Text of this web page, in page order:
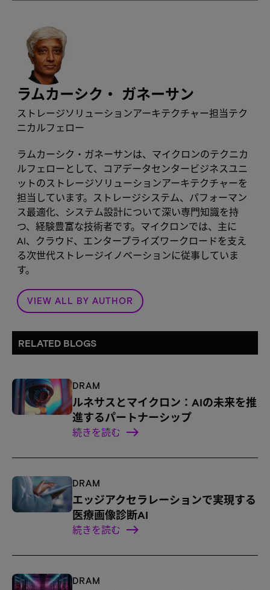
ストレージソリューションアーキテクチャー担当テク
ニカルフェロー
ラムカーシク・ ガネーサン
ラムカーシク・ガネーサンは、マイクロンのテクニカ
ルフェローとして、コアデータセンタービジネスユニ
ットのストレージソリューションアーキテクチャーを
担当しています。ストレージシステム、パフォーマン
ス最適化、システム設計について深い専門知識を持
つ、経験豊富な技術者です。マイクロンでは、主に
AI、クラウド、エンタープライズワークロードを支え
る次世代ストレージイノベーションに従事していま
す。
VIEW ALL BY AUTHOR
RELATED BLOGS
DRAM
ルネサスとマイクロン：AIの未来を推
進するパートナーシップ
続きを読む
DRAM
エッジアクセラレーションで実現する
医療画像診断AI
続きを読む
DRAM